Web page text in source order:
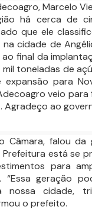
Marcelo
há cerca de
que ele
cidade de
final da
toneladas de
para
veio
ao
Câmara, falou
está se
para
geração
cidade,
o prefeito.